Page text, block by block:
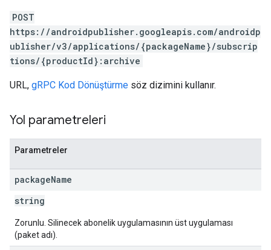
POST
https://androidpublisher.googleapis.com/androidp
ublisher/v3/applications/{packageName}/subscrip
tions/{productId}:archive
URL, gRPC Kod Dönüştürme söz dizimini kullanır.
Yol parametreleri
Parametreler
packageName
string
Zorunlu. Silinecek abonelik uygulamasının üst uygulaması
(paket adı).